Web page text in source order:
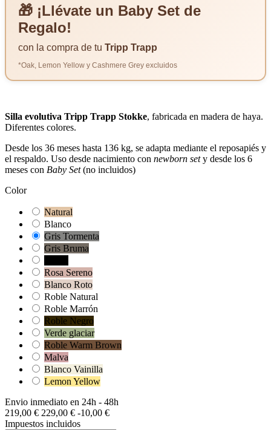
🎁 ¡Llévate un Baby Set de
Regalo!
con la compra de tu Tripp Trapp
*Oak, Lemon Yellow y Cashmere Grey excluidos
Silla evolutiva Tripp Trapp Stokke, fabricada en madera de haya.
Diferentes colores.
Desde los 36 meses hasta 136 kg, se adapta mediante el reposapiés y
el respaldo. Uso desde nacimiento con newborn sety desde los 6
meses con Baby Set(no incluidos)
Color
Natural
Blanco
Gris Tormenta
Gris Bruma
Rosa Sereno
Blanco Roto
Roble Natural
Roble Marrón
Roble Negro
Verde glaciar
Roble Warm Brown
Malva
Blanco Vainilla
Lemon Yellow
Envio inmediato en 24h - 48h
219,00 € 229,00 € -10,00 €
Impuestos incluidos